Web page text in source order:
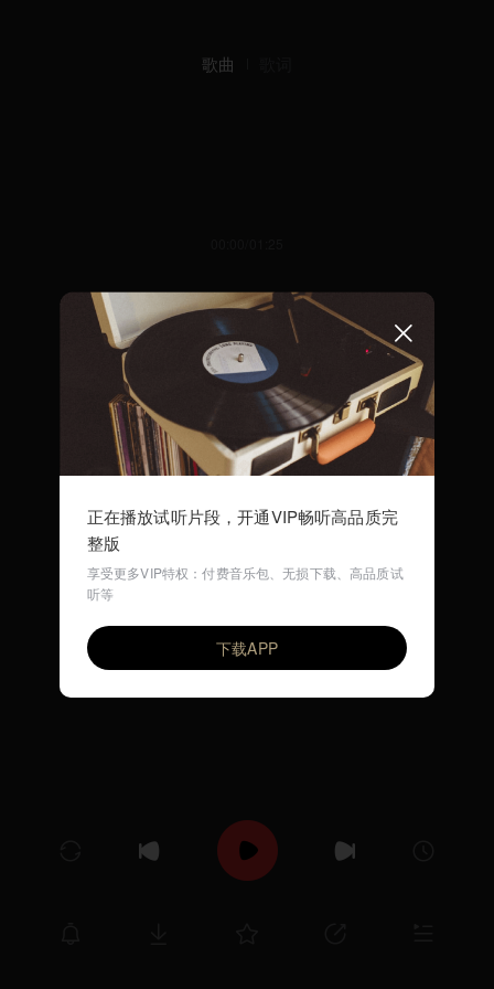
歌曲
VIP 尤静波
正在播放试听片段，开通VIP畅听高品质完
整版
享受更多VIP特权：付费音乐包、无损下载、高品质试
听等
下载APP
